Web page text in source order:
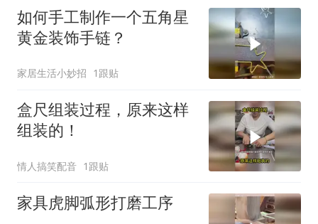
如何手工制作一个五角星
黄金装饰手链？
家居生活小妙招 1跟贴
盒尺组装过程，原来这样
组装的！
情人搞笑配音 1跟贴
家具虎脚弧形打磨工序